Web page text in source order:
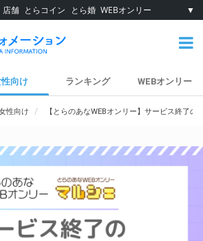
店舗 とらコイン とら婚 WEBオンリー ▼
向け ランキング WEBオンリー
性向け 【とらのあなWEBオンリー】サービス終了の